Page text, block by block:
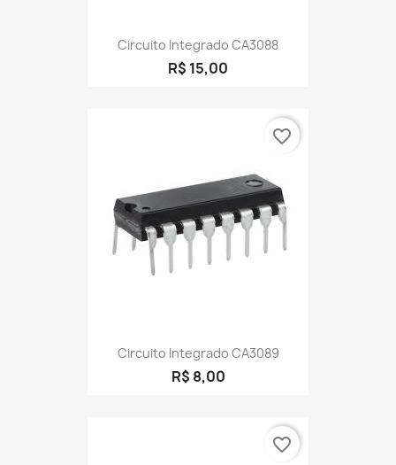
Circuito Integrado CA3088
R$ 15,00
Circuito Integrado CA3089
R$ 8,00
favorite_border
favorite_border